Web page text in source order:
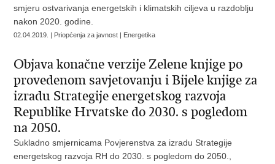
smjeru ostvarivanja energetskih i klimatskih ciljeva u razdoblju
nakon 2020. godine.
02.04.2019. | Priopćenja za javnost | Energetika
Objava konačne verzije Zelene knjige po
provedenom savjetovanju i Bijele knjige za
izradu Strategije energetskog razvoja
Republike Hrvatske do 2030. s pogledom
na 2050.
Sukladno smjernicama Povjerenstva za izradu Strategije
energetskog razvoja RH do 2030. s pogledom do 2050.,